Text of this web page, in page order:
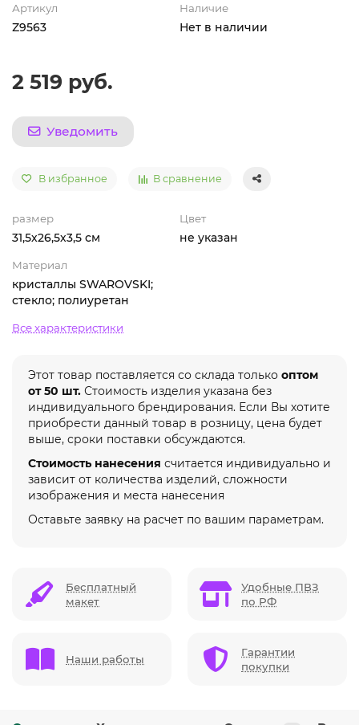
Артикул
Z9563
Наличие
Нет в наличии
2 519 руб.
Уведомить
В избранное В сравнение
размер
31,5х26,5х3,5 см
Цвет
не указан
Материал
кристаллы SWAROVSKI;
стекло; полиуретан
Все характеристики
Этот товар поставляется со склада только оптом
от 50 шт. Стоимость изделия указана без
индивидуального брендирования. Если Вы хотите
приобрести данный товар в розницу, цена будет
выше, сроки поставки обсуждаются.
Стоимость нанесения считается индивидуально и
зависит от количества изделий, сложности
изображения и места нанесения
Оставьте заявку на расчет по вашим параметрам.
Бесплатный
макет
Удобные ПВЗ
по РФ
Наши работы
Гарантии
покупки